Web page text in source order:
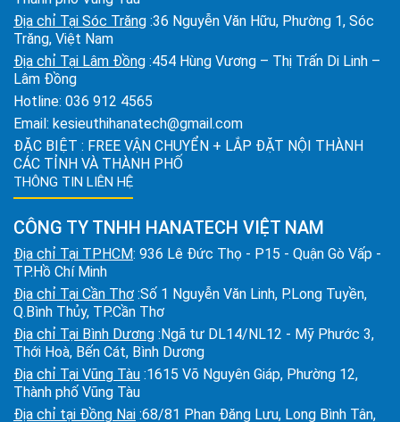
Địa chỉ Tại Sóc Trăng :36 Nguyễn Văn Hữu, Phường 1, Sóc
Trăng, Việt Nam
Địa chỉ Tại Lâm Đồng :454 Hùng Vương – Thị Trấn Di Linh –
Lâm Đồng
Hotline: 036 912 4565
Email: kesieuthihanatech@gmail.com
ĐẶC BIỆT : FREE VẬN CHUYỂN + LẮP ĐẶT NỘI THÀNH
CÁC TỈNH VÀ THÀNH PHỐ
THÔNG TIN LIÊN HỆ
CÔNG TY TNHH HANATECH VIỆT NAM
Địa chỉ Tại TPHCM: 936 Lê Đức Thọ - P15 - Quận Gò Vấp -
TP.Hồ Chí Minh
Địa chỉ Tại Cần Thơ :Số 1 Nguyễn Văn Linh, P.Long Tuyền,
Q.Bình Thủy, TP.Cần Thơ
Địa chỉ Tại Bình Dương :Ngã tư DL14/NL12 - Mỹ Phước 3,
Thới Hoà, Bến Cát, Bình Dương
Địa chỉ Tại Vũng Tàu :1615 Võ Nguyên Giáp, Phường 12,
Thành phố Vũng Tàu
Địa chỉ tại Đồng Nai :68/81 Phan Đăng Lưu, Long Bình Tân,